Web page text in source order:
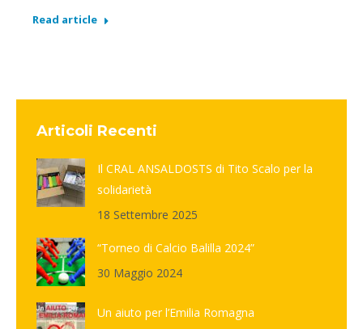
Read article
Articoli Recenti
Il CRAL ANSALDOSTS di Tito Scalo per la
solidarietà
18 Settembre 2025
“Torneo di Calcio Balilla 2024”
30 Maggio 2024
Un aiuto per l’Emilia Romagna